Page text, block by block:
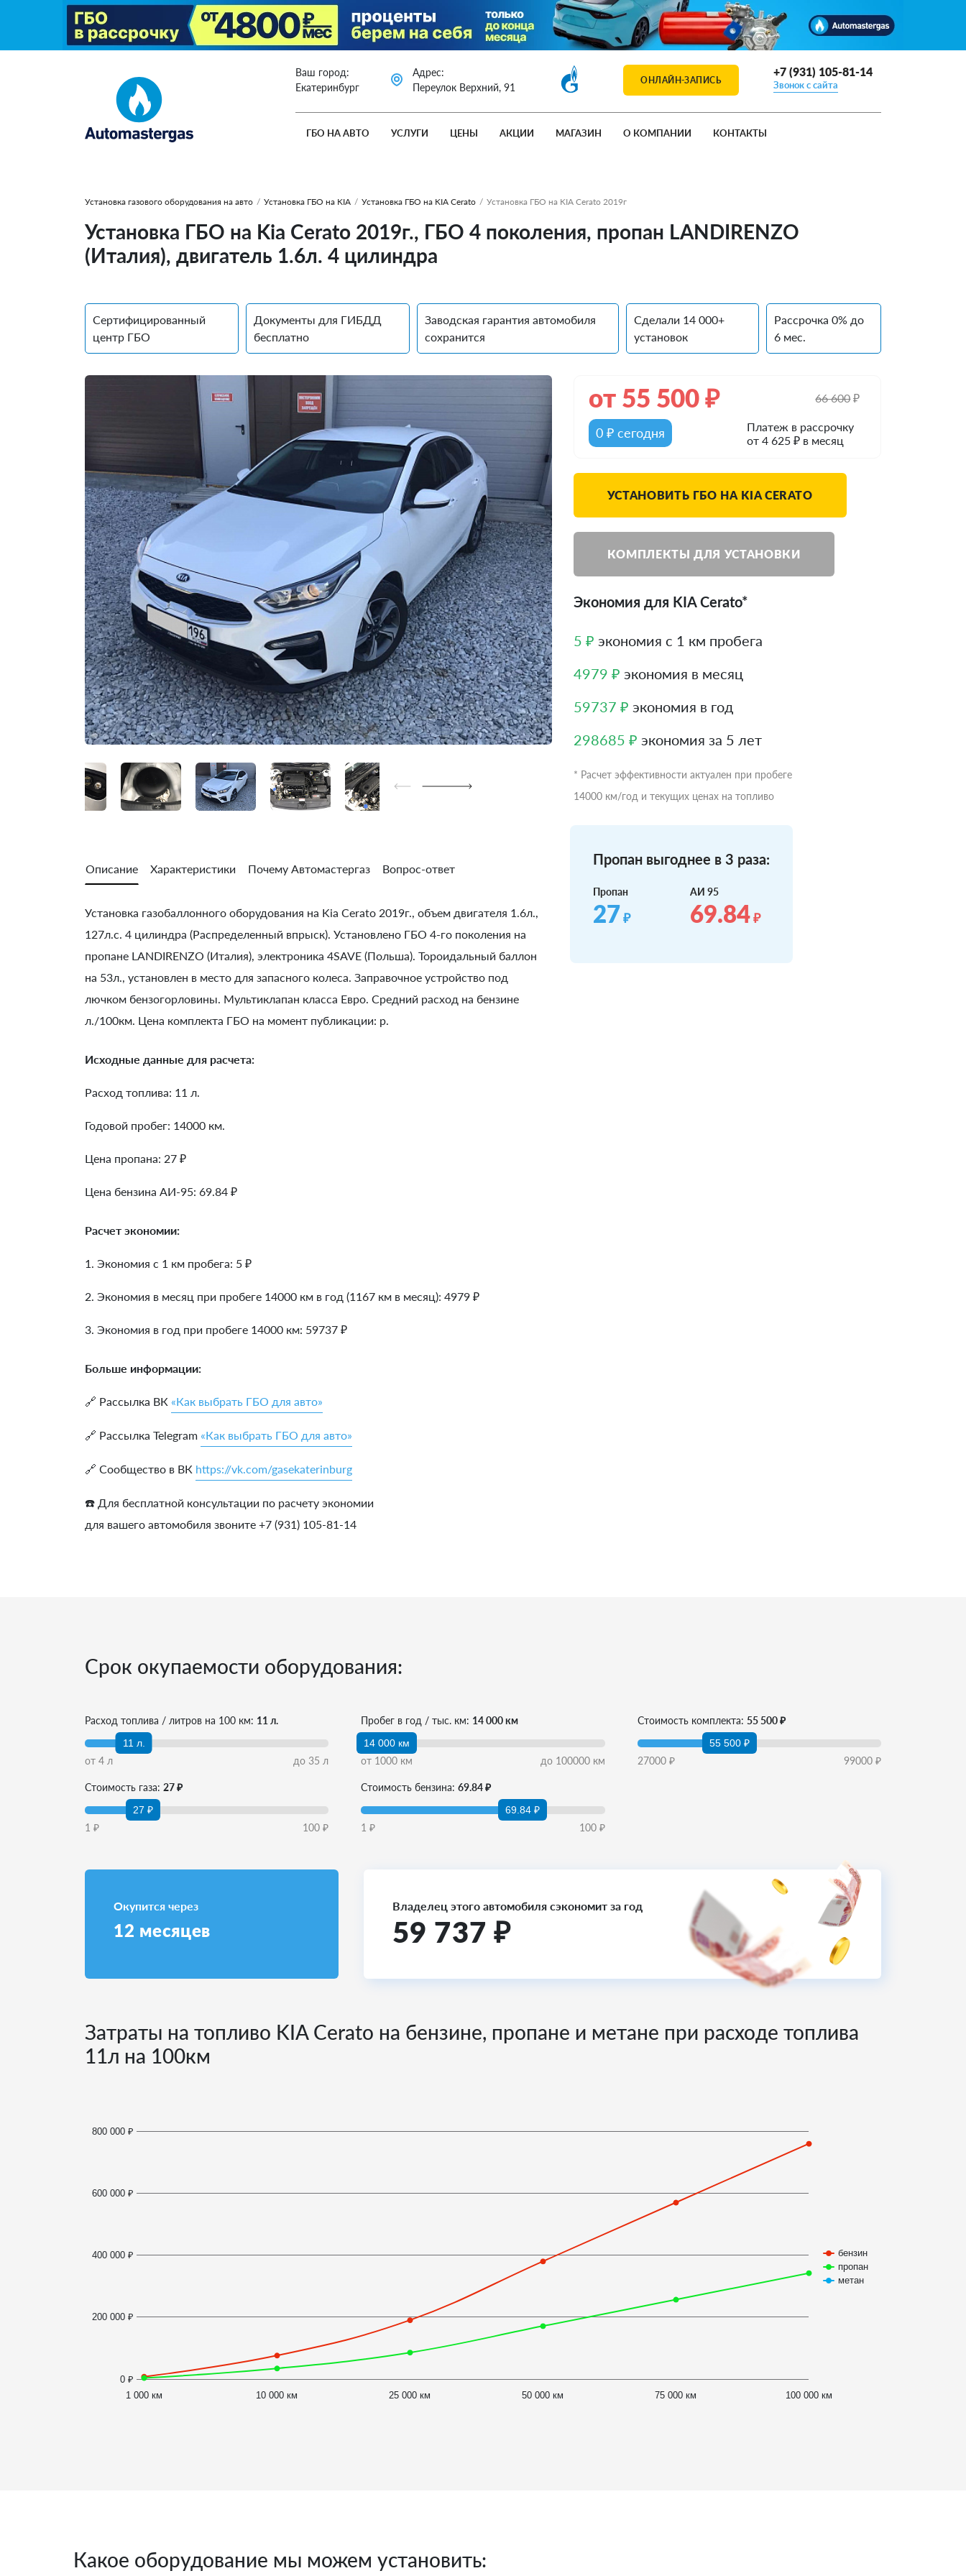
Ваш город:
Екатеринбург
Адрес:
Переулок Верхний, 91
ОНЛАЙН-ЗАПИСЬ
+7 (931) 105-81-14
Звонок с сайта
ГБО НА АВТО УСЛУГИ ЦЕНЫ АКЦИИ МАГАЗИН О КОМПАНИИ КОНТАКТЫ
Установка газового оборудования на авто / Установка ГБО на KIA / Установка ГБО на KIA Cerato / Установка ГБО на KIA Cerato 2019г
Установка ГБО на Kia Cerato 2019г., ГБО 4 поколения, пропан LANDIRENZO
(Италия), двигатель 1.6л. 4 цилиндра
Сертифицированный
центр ГБО
Документы для ГИБДД
бесплатно
Заводская гарантия автомобиля
сохранится
Сделали 14 000+
установок
Рассрочка 0% до
6 мес.
от 55 500₽ 66 600₽
0 ₽ сегодня
Платеж в рассрочку
от 4 625 ₽ в месяц
УСТАНОВИТЬ ГБО НА KIA CERATO
КОМПЛЕКТЫ ДЛЯ УСТАНОВКИ
Экономия для KIA Cerato*
5 ₽ экономия с 1 км пробега
4979 ₽ экономия в месяц
59737 ₽ экономия в год
298685 ₽ экономия за 5 лет
* Расчет эффективности актуален при пробеге
14000 км/год и текущих ценах на топливо
Описание Характеристики Почему Автомастергаз Вопрос-ответ
Установка газобаллонного оборудования на Kia Cerato 2019г., объем двигателя 1.6л.,
127л.с. 4 цилиндра (Распределенный впрыск). Установлено ГБО 4-го поколения на
пропане LANDIRENZO (Италия), электроника 4SAVE (Польша). Тороидальный баллон
на 53л., установлен в место для запасного колеса. Заправочное устройство под
лючком бензогорловины. Мультиклапан класса Евро. Средний расход на бензине
л./100км. Цена комплекта ГБО на момент публикации: р.
Исходные данные для расчета:
Расход топлива: 11 л.
Годовой пробег: 14000 км.
Цена пропана: 27 ₽
Цена бензина АИ-95: 69.84 ₽
Расчет экономии:
1. Экономия с 1 км пробега: 5 ₽
2. Экономия в месяц при пробеге 14000 км в год (1167 км в месяц): 4979 ₽
3. Экономия в год при пробеге 14000 км: 59737 ₽
Больше информации:
🔗 Рассылка ВК «Как выбрать ГБО для авто»
🔗 Рассылка Telegram «Как выбрать ГБО для авто»
🔗 Сообщество в ВК https://vk.com/gasekaterinburg
☎️ Для бесплатной консультации по расчету экономии
для вашего автомобиля звоните +7 (931) 105-81-14
Пропан выгоднее в 3 раза:
Пропан
27₽
АИ 95
69.84₽
Срок окупаемости оборудования:
Расход топлива / литров на 100 км: 11 л.
11 л.
от 4 л до35 л
Пробег в год / тыс. км: 14 000 км
14 000 км
от 1000 км до 100000км
Стоимость комплекта: 55 500 ₽
55 500 ₽
27000₽ 99000₽
Стоимость газа: 27 ₽
27 ₽
1 ₽ 100 ₽
Стоимость бензина:69.84 ₽
69.84 ₽
1 ₽ 100₽
Окупится через
12 месяцев
Владелец этого автомобиля сэкономит за год
59 737 ₽
Затраты на топливо KIA Cerato на бензине, пропане и метане при расходе топлива
11л на 100км
бензин
пропан
метан
1 000 км 10 000 км 25 000 км 50 000 км 75 000 км 100 000 км
0 ₽
200 000 ₽
400 000 ₽
600 000 ₽
800 000 ₽
Какое оборудование мы можем установить: